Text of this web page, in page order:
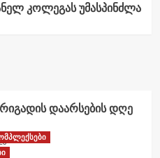
კოლეგას უმასპინძლა
დაარსების დღე